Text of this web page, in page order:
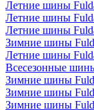
Летние шины
Летние шины
Летние шины
Зимние шины
Летние шины
Всесезонные
Зимние шины
Зимние шины
Зимние шины